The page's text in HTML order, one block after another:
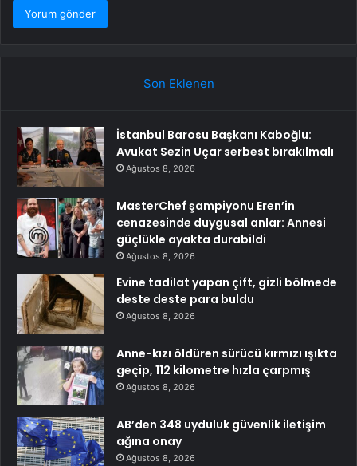
Son Eklenen
İstanbul Barosu Başkanı Kaboğlu:
Avukat Sezin Uçar serbest bırakılmalı
Ağustos 8, 2026
MasterChef şampiyonu Eren’in
cenazesinde duygusal anlar: Annesi
güçlükle ayakta durabildi
Ağustos 8, 2026
Evine tadilat yapan çift, gizli bölmede
deste deste para buldu
Ağustos 8, 2026
Anne-kızı öldüren sürücü kırmızı ışıkta
geçip, 112 kilometre hızla çarpmış
Ağustos 8, 2026
AB’den 348 uyduluk güvenlik iletişim
ağına onay
Ağustos 8, 2026